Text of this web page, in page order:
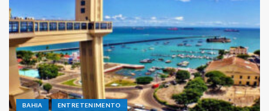
BAHIA ENTRETENIMENTO